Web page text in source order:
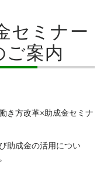
セミナー
ご案内
き方改革×助成金セミナ
助成金の活用につい